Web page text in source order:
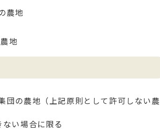
農地
地
団の農地（上記原則として許可しない農
い場合に限る